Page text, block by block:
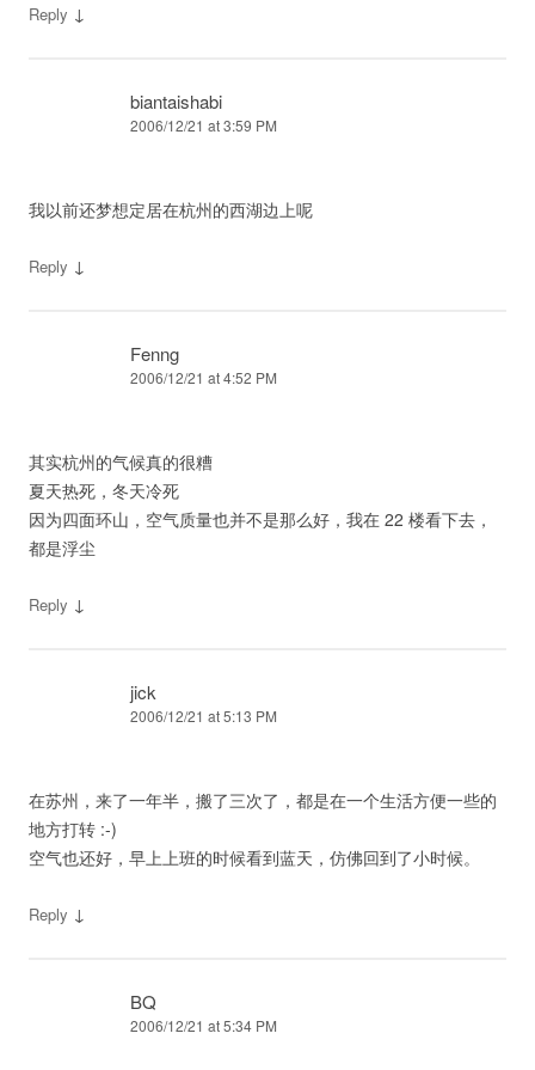
Reply ↓
biantaishabi
2006/12/21 at 3:59 PM
我以前还梦想定居在杭州的西湖边上呢
Reply ↓
Fenng
2006/12/21 at 4:52 PM
其实杭州的气候真的很糟
夏天热死，冬天冷死
因为四面环山，空气质量也并不是那么好，我在 22 楼看下去，
都是浮尘
Reply ↓
jick
2006/12/21 at 5:13 PM
在苏州，来了一年半，搬了三次了，都是在一个生活方便一些的
地方打转 :-)
空气也还好，早上上班的时候看到蓝天，仿佛回到了小时候。
Reply ↓
BQ
2006/12/21 at 5:34 PM